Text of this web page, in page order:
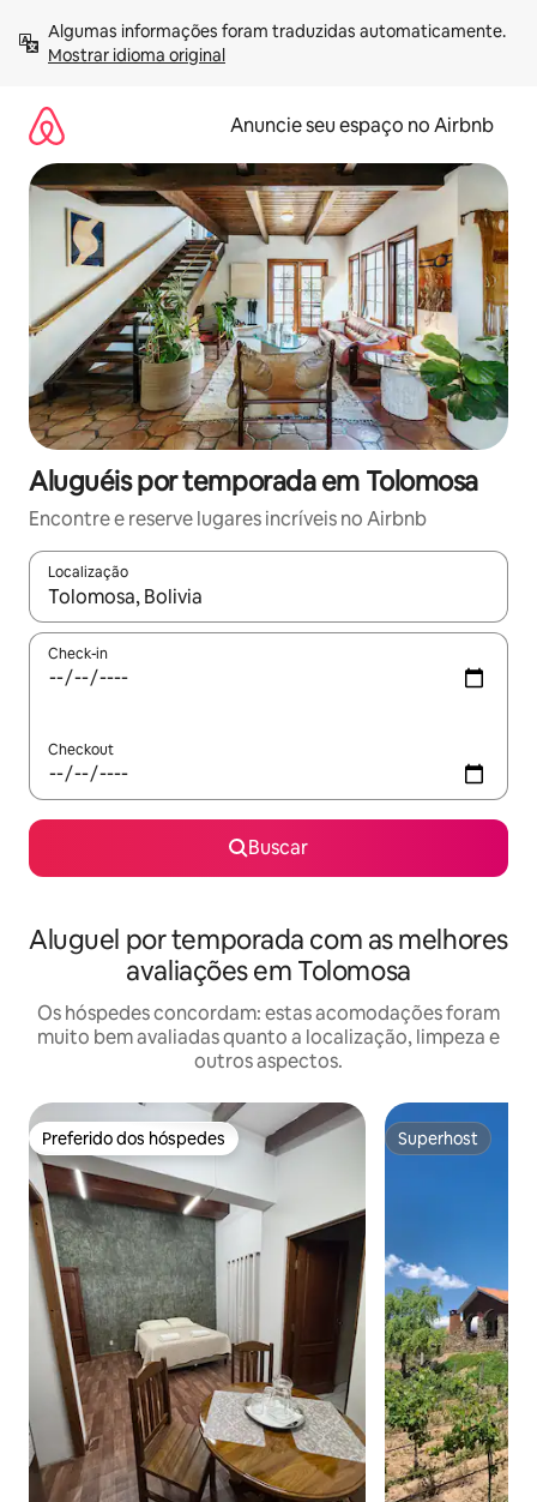
para
Mostrar idioma original
Anuncie seu espaço no Airbnb
Aluguéis por temporada em Tolomosa
Encontre e reserve lugares incríveis no Airbnb
Localização
Quando os resultados estiverem disponíveis, explore-os
Check-in
Checkout
Buscar
Aluguel por temporada com as melhores
avaliações em Tolomosa
Os hóspedes concordam: estas acomodações foram
muito bem avaliadas quanto a localização, limpeza e
outros aspectos.
Preferido dos hóspedes
Preferido dos hóspedes Superhost
Superhost